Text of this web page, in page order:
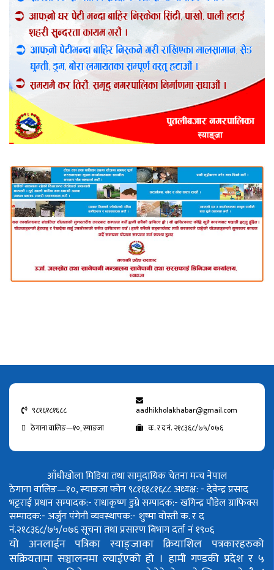
९८१६१८१६८८
aadhikholakhabar@gmail.com
ठेगाना वालिङ—१०, स्याङजा
क. र द नं. २१८३६८/७५/०७६
आँधीखोला मिडिया तथा सामुदायिक चेतना मन्च नेपाल
ठेगाना वालिङ—१०, स्याङजा फोन ९८१६१८१६८८अध्यक्ष: - देवेन्द्र प्रसाद
भट्टराईप्रधान सम्पादक:- राधाकृष्ण डुम्रेसम्पादक:- खगिन्द्र पौडेलग्राफिक्स
सम्पादक:- अर्जुन पंगेनीव्यवस्थापक:- शुष्मा वोस्तीक. र द
नं.२१८३६८/७५/०७६सूचना तथा प्रसारण बिभाग दर्ता नं १९०६
यो अनलाईन पत्रिका स्याङ्जाका क्रियाशिल पत्रकारहरुको
सक्रियतामा सञ्चालनमा ल्याईएको हो । हामी गण्डकी प्रदेश र ५